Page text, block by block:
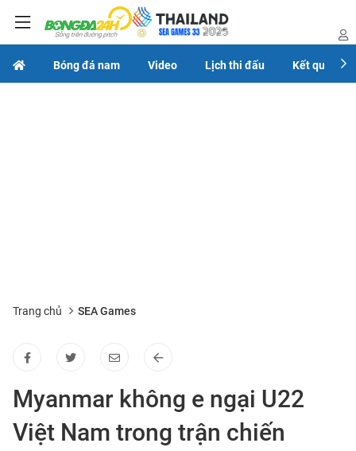
Bóng đá nam Video Lịch thi đấu Kết quả
Trang chủ SEA Games
Myanmar không e ngại U22
Việt Nam trong trận chiến